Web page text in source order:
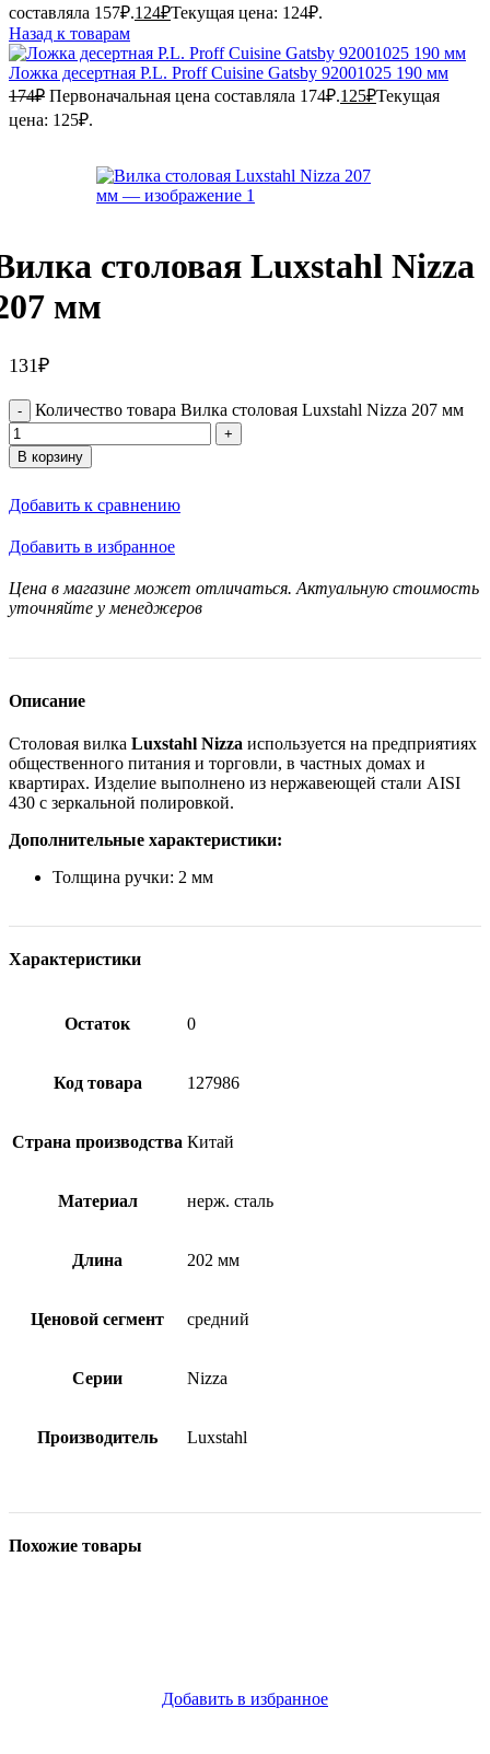
составляла 157₽.124₽Текущая цена: 124₽.
Назад к товарам
Ложка десертная P.L. Proff Cuisine Gatsby 92001025 190 мм
174₽ Первоначальная цена составляла 174₽.125₽Текущая
цена: 125₽.
столовая Luxstahl Nizza
мм
131₽
Количество товара Вилка столовая Luxstahl Nizza 207 мм
В корзину
Добавить к сравнению
Добавить в избранное
Цена в магазине может отличаться. Актуальную стоимость
уточняйте у менеджеров
Описание
Столовая вилка Luxstahl Nizza используется на предприятиях
общественного питания и торговли, в частных домах и
квартирах. Изделие выполнено из нержавеющей стали AISI
430 с зеркальной полировкой.
Дополнительные характеристики:
Толщина ручки: 2 мм
Характеристики
Остаток 0
Код товара 127986
Страна производства Китай
Материал нерж. сталь
Длина 202 мм
Ценовой сегмент средний
Серии Nizza
Производитель Luxstahl
Похожие товары
Добавить в избранное